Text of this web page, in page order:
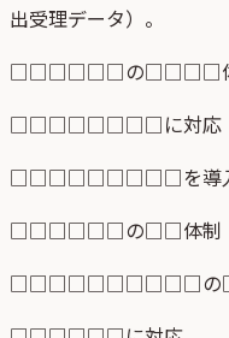
出受理データ）。
□□□□□□の□□□□
□□□□□□□□に対応
□□□□□□□□□を導
□□□□□□の□□体制
□□□□□□□□□□の